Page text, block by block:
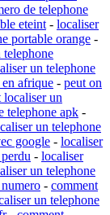
de telephone
eteint - localiser
portable orange -
telephone
un telephone
afrique - peut on
localiser un
telephone apk -
un telephone
google - localiser
- localiser
un telephone
- comment
un telephone